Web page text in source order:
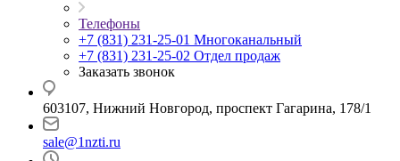
Телефоны
+7 (831) 231-25-01 Многоканальный
+7 (831) 231-25-02 Отдел продаж
Заказать звонок
603107, Нижний Новгород, проспект Гагарина, 178/1
sale@1nzti.ru